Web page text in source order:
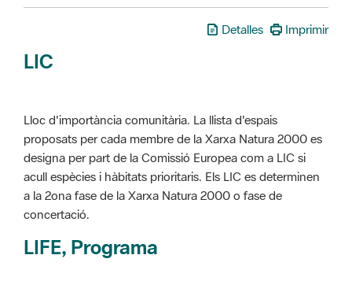
Detalles Imprimir
LIC
Lloc d'importància comunitària. La llista d'espais
proposats per cada membre de la Xarxa Natura 2000 es
designa per part de la Comissió Europea com a LIC si
acull espècies i hàbitats prioritaris. Els LIC es determinen
a la 2ona fase de la Xarxa Natura 2000 o fase de
concertació.
LIFE, Programa